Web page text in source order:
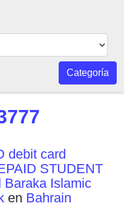
Categoría
debit card
STUDENT
Baraka Islamic
en Bahrain